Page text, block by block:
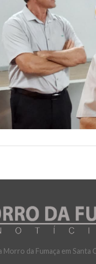
Morro da Fumaça em Santa